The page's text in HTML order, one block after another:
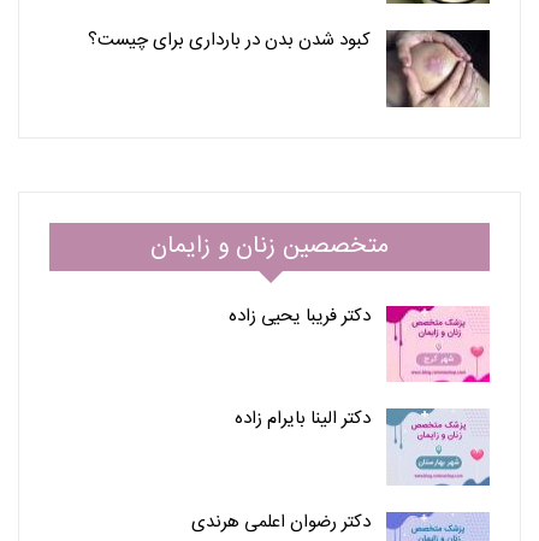
کبود شدن بدن در بارداری برای چیست؟
متخصصین زنان و زایمان
دکتر فریبا یحیی زاده
دکتر الینا بایرام زاده
دکتر رضوان اعلمی هرندی